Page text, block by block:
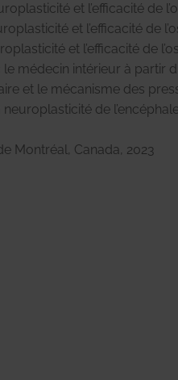
et l’efficacité de
et l’efficacité de
et l’efficacité de
médecin intérieur à partir
et le mécanisme des
de
Montréal, Canada, 2023